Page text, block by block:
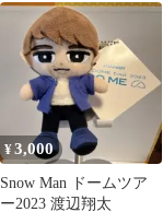
ド 渡辺翔太
¥3,000
Snow Man ドームツア
ー2023 渡辺翔太